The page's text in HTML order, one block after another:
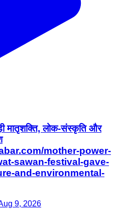
मातृशक्ति, लोक-संस्कृति और
mother-power-
sawan-festival-gave-
and-environmental-
9, 2026